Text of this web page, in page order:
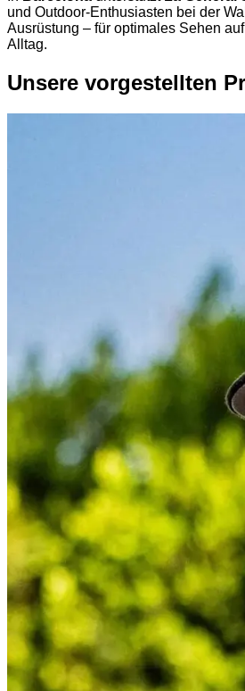
und Outdoor-Enthusiasten bei der
Ausrüstung – für optimales Sehen
Alltag.
Unsere vorgestellten